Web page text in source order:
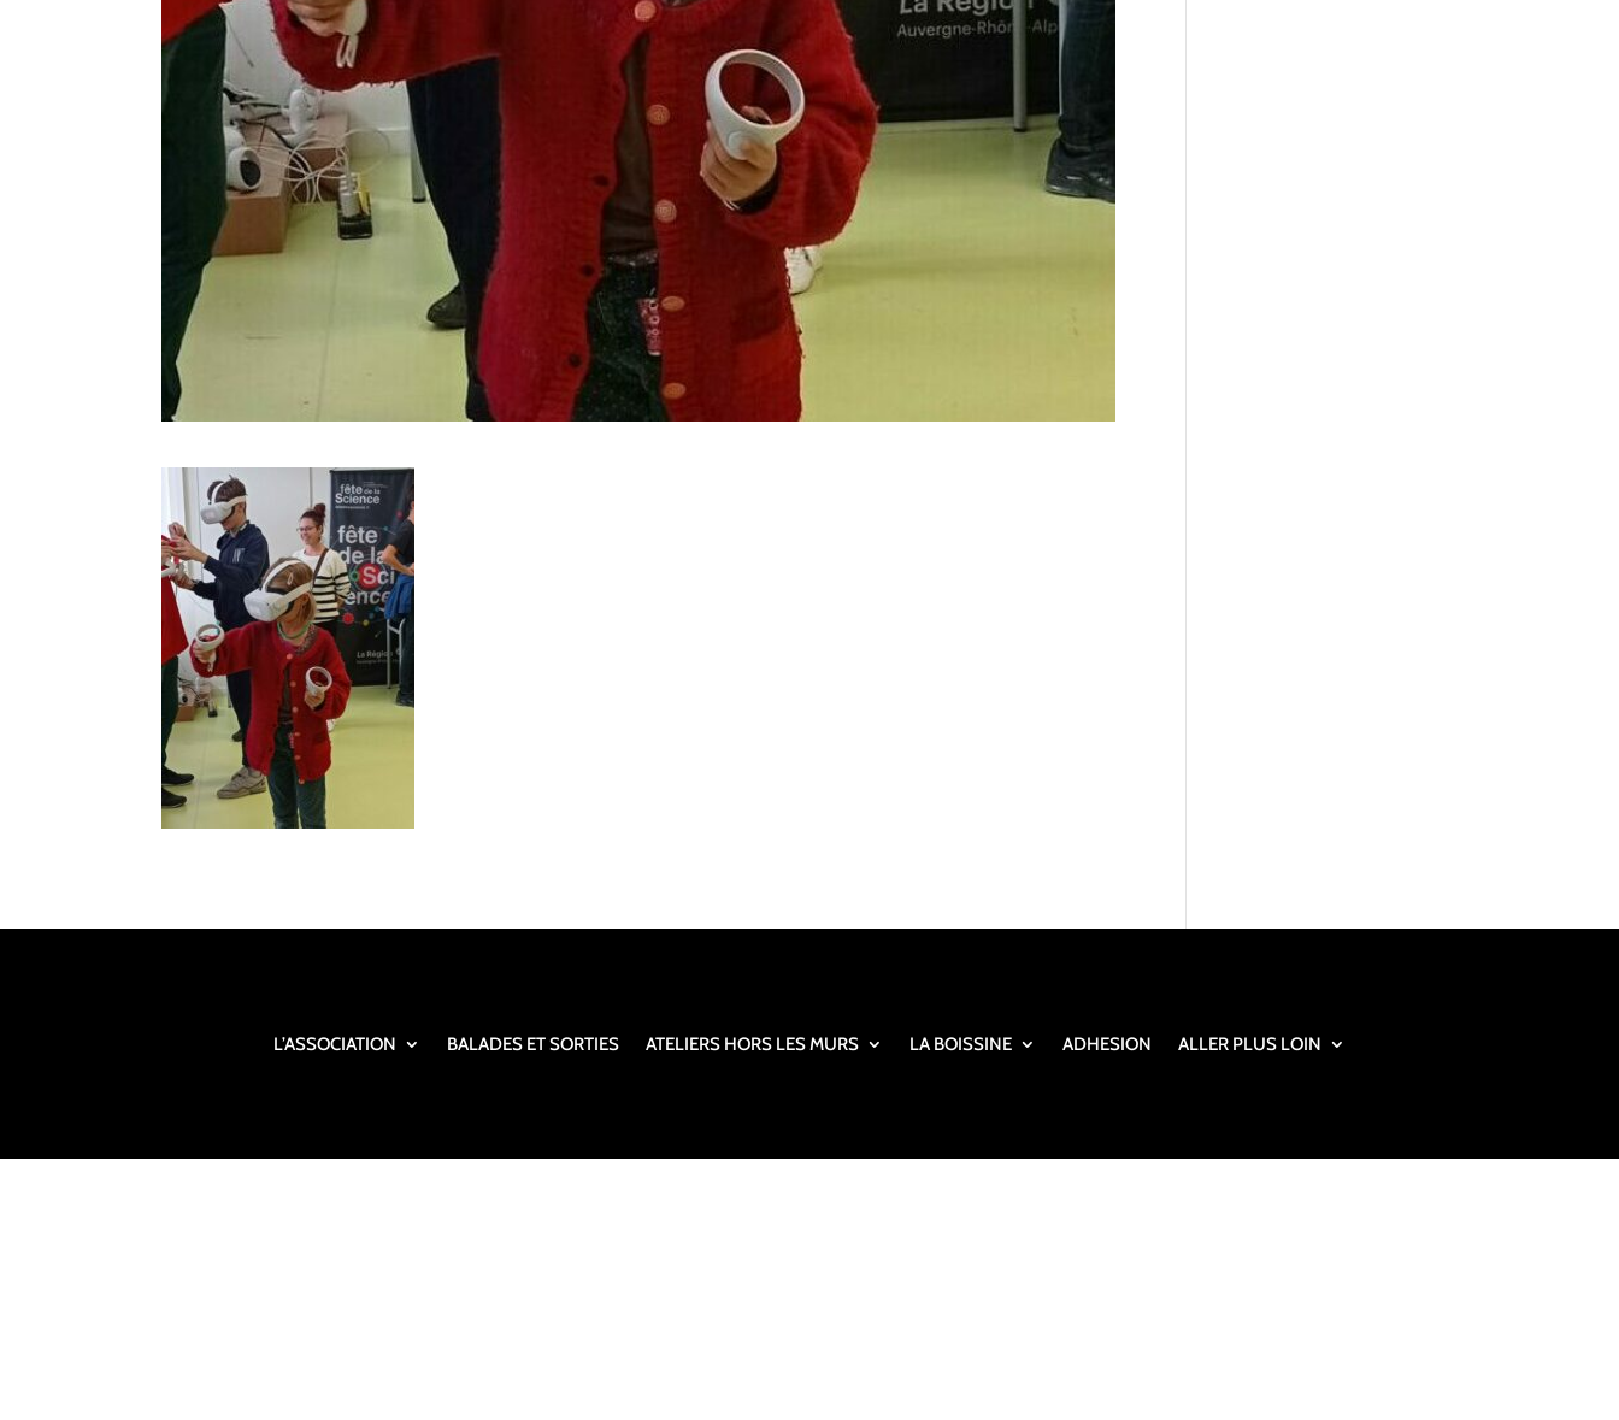
L’ASSOCIATION BALADES ET SORTIES ATELIERS HORS LES MURS LA BOISSINE ADHESION ALLER PLUS LOIN